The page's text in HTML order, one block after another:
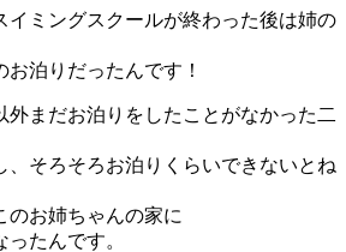
イミングスクールが終わった後は姉の
泊りだったんです！
外まだお泊りをしたことがなかった二
、そろそろお泊りくらいできないとね
のお姉ちゃんの家に
たんです。